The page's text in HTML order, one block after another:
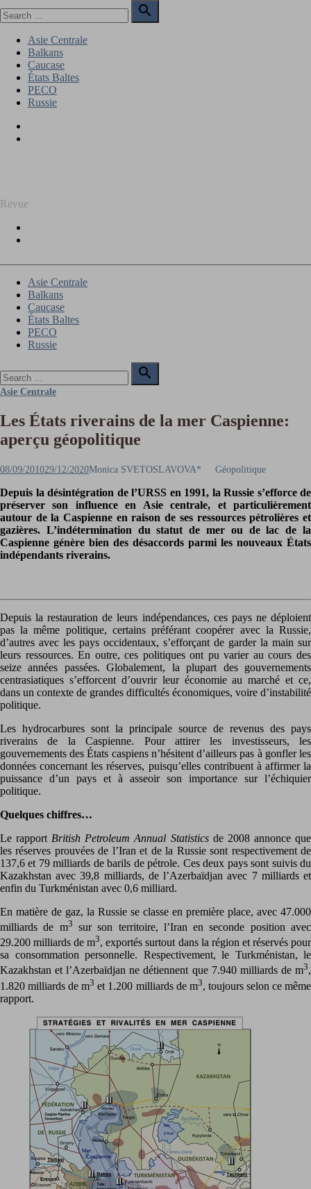
to
for:

Search
Asie Centrale
Balkans
Caucase
États Baltes
PECO
Russie
Revue
Asie Centrale
Balkans
Caucase
États Baltes
PECO
Russie
for:

Search
Asie Centrale
Les États riverains de la mer Caspienne:
aperçu géopolitique
Posted
08/09/201029/12/2020Author
Monica SVETOSLAVOVA* Géopolitique
Depuis la désintégration de l’URSS en 1991, la Russie s’efforce de
préserver son influence en Asie centrale, et particulièrement
autour de la Caspienne en raison de ses ressources pétrolières et
gazières. L’indétermination du statut de mer ou de lac de la
Caspienne génère bien des désaccords parmi les nouveaux États
indépendants riverains.
Depuis la restauration de leurs indépendances, ces pays ne déploient
pas la même politique, certains préférant coopérer avec la Russie,
d’autres avec les pays occidentaux, s’efforçant de garder la main sur
leurs ressources. En outre, ces politiques ont pu varier au cours des
seize années passées. Globalement, la plupart des gouvernements
centrasiatiques s’efforcent d’ouvrir leur économie au marché et ce,
dans un contexte de grandes difficultés économiques, voire d’instabilité
politique.
Les hydrocarbures sont la principale source de revenus des pays
riverains de la Caspienne. Pour attirer les investisseurs, les
gouvernements des États caspiens n’hésitent d’ailleurs pas à gonfler les
données concernant les réserves, puisqu’elles contribuent à affirmer la
puissance d’un pays et à asseoir son importance sur l’échiquier
politique.
Quelques chiffres…
Le rapport British Petroleum Annual Statisticsde 2008 annonce que
les réserves prouvées de l’Iran et de la Russie sont respectivement de
137,6 et 79 milliards de barils de pétrole. Ces deux pays sont suivis du
Kazakhstan avec 39,8 milliards, de l’Azerbaïdjan avec 7 milliards et
enfin du Turkménistan avec 0,6 milliard.
En matière de gaz, la Russie se classe en première place, avec 47.000
milliards de m3 sur son territoire, l’Iran en seconde position avec
29.200 milliards de m3, exportés surtout dans la région et réservés pour
sa consommation personnelle. Respectivement, le Turkménistan, le
Kazakhstan et l’Azerbaïdjan ne détiennent que 7.940 milliards de m3,
1.820 milliards de m3 et 1.200 milliards de m3, toujours selon ce même
rapport.